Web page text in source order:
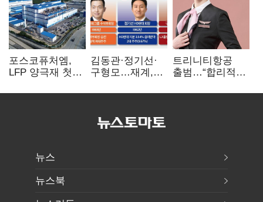
포스코퓨처엠,
LFP 양극재 첫
ESS 시장 공략
김동관·정기선·
구형모…재계,
전성시대
트리니티항공
출범…“합리적
서비스로 승부”
뉴스
뉴스북